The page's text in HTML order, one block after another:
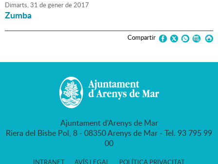
Dimarts,31 degenerde2017
Zumba
Compartir
Ajuntament d'Arenys de Mar
Riera del Bisbe Pol, 8 - 08350 Arenys de Mar - Tel. 93 795 99
00
INTRANET AVÍS LEGAL POLÍTICA PRIVACITAT